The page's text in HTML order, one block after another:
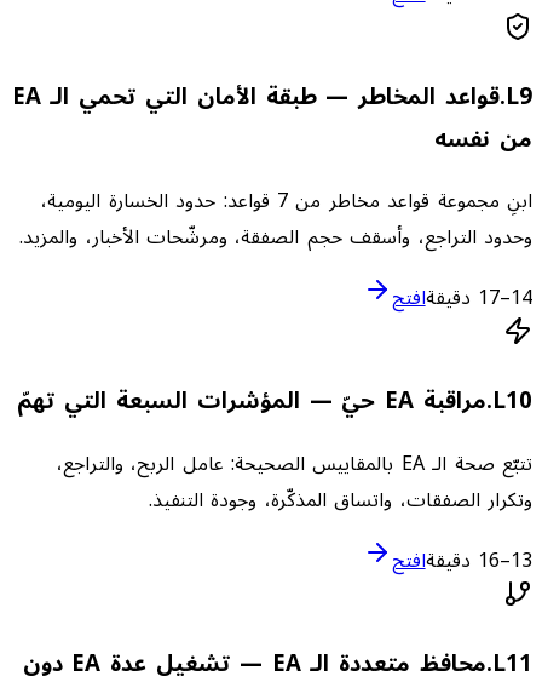
L9
.
قواعد المخاطر — طبقة الأمان التي تحمي الـ EA
من نفسه
ابنِ مجموعة قواعد مخاطر من 7 قواعد: حدود الخسارة اليومية،
وحدود التراجع، وأسقف حجم الصفقة، ومرشّحات الأخبار، والمزيد.
14–17 دقيقة
افتح
L10
.مراقبة EA حيّ — المؤشرات السبعة التي تهمّ
تتبّع صحة الـ EA بالمقاييس الصحيحة: عامل الربح، والتراجع،
وتكرار الصفقات، واتساق المذكّرة، وجودة التنفيذ.
13–16 دقيقة
افتح
L11
.
محافظ متعددة الـ EA — تشغيل عدة EA دون